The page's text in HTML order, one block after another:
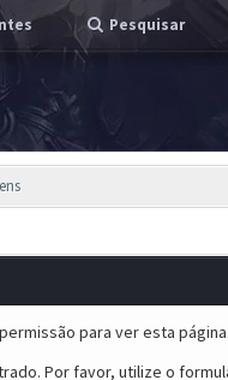
Pesquisar
para ver esta
Por favor, utilize o